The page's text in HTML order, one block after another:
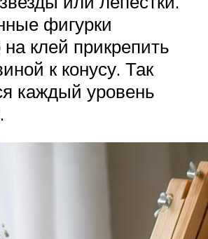
фигурки
клей прикрепить
к конусу. Так
каждый уровень